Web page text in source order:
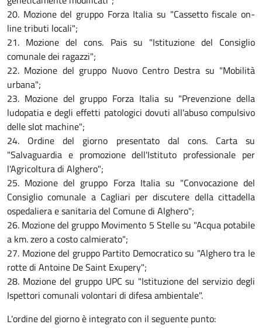
20. Mozione del gruppo Forza Italia su "Cassetto fiscale on-
line tributi locali";
21. Mozione del cons. Pais su "Istituzione del Consiglio
comunale dei ragazzi";
22. Mozione del gruppo Nuovo Centro Destra su "Mobilità
urbana";
23. Mozione del gruppo Forza Italia su "Prevenzione della
ludopatia e degli effetti patologici dovuti all'abuso compulsivo
delle slot machine";
24. Ordine del giorno presentato dal cons. Carta su
"Salvaguardia e promozione dell'Istituto professionale per
l'Agricoltura di Alghero";
25. Mozione del gruppo Forza Italia su "Convocazione del
Consiglio comunale a Cagliari per discutere della cittadella
ospedaliera e sanitaria del Comune di Alghero";
26. Mozione del gruppo Movimento 5 Stelle su "Acqua potabile
a km. zero a costo calmierato";
27. Mozione del gruppo Partito Democratico su "Alghero tra le
rotte di Antoine De Saint Exupery";
28. Mozione del gruppo UPC su "Istituzione del servizio degli
Ispettori comunali volontari di difesa ambientale".
L'ordine del giorno è integrato con il seguente punto: